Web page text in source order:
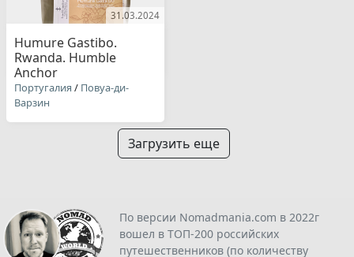
31.03.2024
Humure Gastibo.
Rwanda. Humble
Anchor
Португалия / Повуа-ди-
Варзин
Загрузить еще
По версии Nomadmania.com в 2022г
вошел в ТОП-200 российских
путешественников (по количеству